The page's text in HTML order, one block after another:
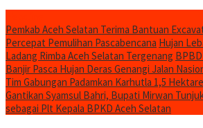
Pemkab Aceh Selatan Terima Bantuan
Percepat Pemulihan Pascabencana Hujan
Ladang Rimba Aceh Selatan Tergenang
Banjir Pasca Hujan Deras Genangi Jalan
Tim Gabungan Padamkan Karhutla 1,5
Gantikan Syamsul Bahri, Bupati Mirwan
sebagai Plt Kepala BPKD Aceh Selatan